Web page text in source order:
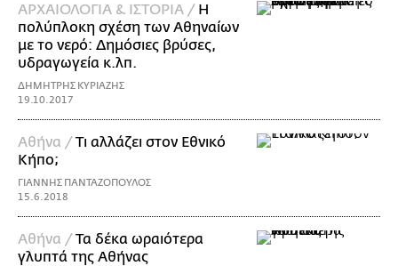
ΑΡΧΑΙΟΛΟΓΙΑ & ΙΣΤΟΡΙΑ / Η
πολύπλοκη σχέση των Αθηναίων
με το νερό: Δημόσιες βρύσες,
υδραγωγεία κ.λπ.
ΔΗΜΗΤΡΗΣ ΚΥΡΙΑΖΗΣ
19.10.2017
Αθήνα /Τι αλλάζει στον Εθνικό
Κήπο;
ΓΙΑΝΝΗΣ ΠΑΝΤΑΖΟΠΟΥΛΟΣ
15.6.2018
Αθήνα /Τα δέκα ωραιότερα
γλυπτά της Αθήνας